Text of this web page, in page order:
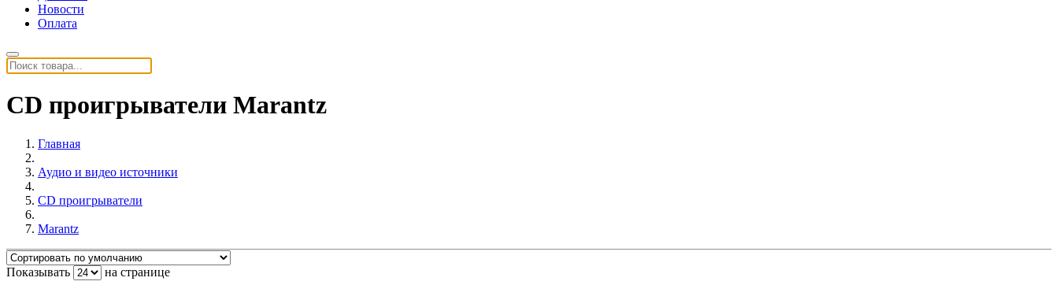
Новости
Оплата
CD проигрыватели Marantz
Главная
Аудио и видео источники
CD проигрыватели
Marantz
Показывать на странице